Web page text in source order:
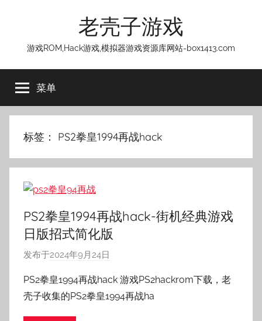
老壳子游戏
游戏ROM,Hack游戏,模拟器游戏资源库网站-box1413.com
菜单
标签： PS2拳皇1994再战hack
PS2拳皇1994再战hack-街机经典游戏
日版招式简化版
发布于2024年9月24日
:
老
PS2拳皇1994再战hack 游戏PS2hackrom下载，老
壳子收集的PS2拳皇1994再战ha